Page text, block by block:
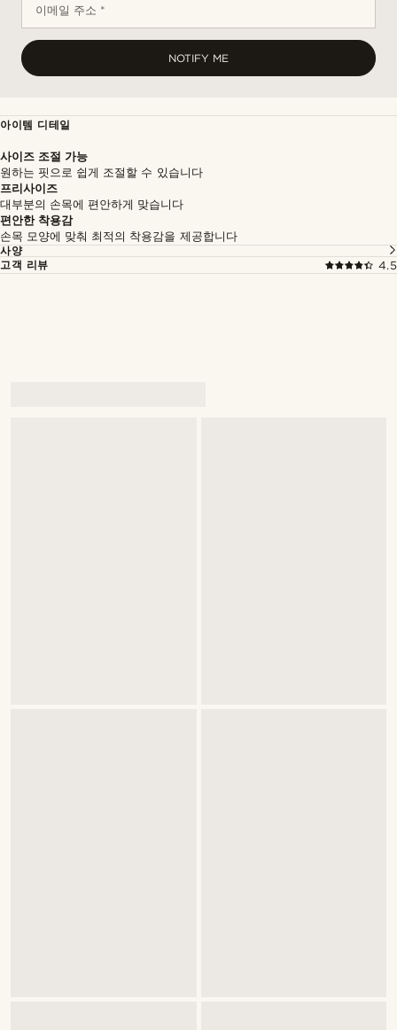
이메일 주소 *
NOTIFY ME
아이템 디테일
사이즈 조절 가능
원하는 핏으로 쉽게 조절할 수 있습니다
프리사이즈
대부분의 손목에 편안하게 맞습니다
편안한 착용감
손목 모양에 맞춰 최적의 착용감을 제공합니다
사양
고객 리뷰
4.5